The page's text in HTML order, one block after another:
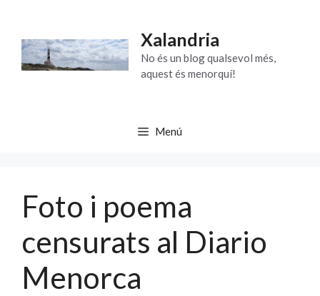
contingut
Xalandria
No és un blog qualsevol més,
aquest és menorquí!
Menú
Foto i poema
censurats al Diario
Menorca